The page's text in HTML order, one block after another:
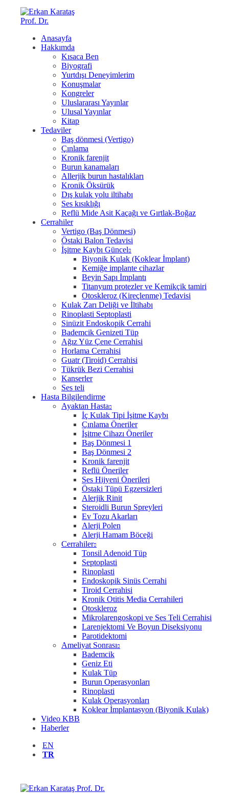
Anasayfa
Hakkımda
Kısaca Ben
Biyografi
Yurtdışı Deneyimlerim
Konuşmalar
Kongreler
Uluslararası Yayınlar
Ulusal Yayınlar
Kitap
Tedaviler
Baş dönmesi (Vertigo)
Çınlama
Kronik farenjit
Burun kanamaları
Allerjik burun hastalıkları
Kronik Öksürük
Dış kulak yolu iltihabı
Ses kısıklığı
Reflü Mide Asit Kaçağı ve Gırtlak-Boğaz
Cerrahiler
Vertigo (Baş Dönmesi)
Östaki Balon Tedavisi
İşitme Kaybı Güncel
Biyonik Kulak (Koklear İmplant)
Kemiğe implante cihazlar
Beyin Sapı İmplantı
Titanyum protezler ve Kemikçik tamiri
Otoskleroz (Kireçlenme) Tedavisi
Kulak Zarı Deliği ve İltihabı
Rinoplasti Septoplasti
Sinüzit Endoskopik Cerrahi
Bademcik Genizeti Tüp
Ağız Yüz Çene Cerrahisi
Horlama Cerrahisi
Guatr (Tiroid) Cerrahisi
Tükrük Bezi Cerrahisi
Kanserler
Ses teli
Hasta Bilgilendirme
Ayaktan Hasta
İç Kulak Tipi İşitme Kaybı
Çınlama Öneriler
İşitme Cihazı Öneriler
Baş Dönmesi 1
Baş Dönmesi 2
Kronik farenjit
Reflü Öneriler
Ses Hijyeni Önerileri
Östaki Tüpü Egzersizleri
Alerjik Rinit
Steroidli Burun Spreyleri
Ev Tozu Akarları
Alerji Polen
Alerji Hamam Böceği
Cerrahiler
Tonsil Adenoid Tüp
Septoplasti
Rinoplasti
Endoskopik Sinüs Cerrahi
Tiroid Cerrahisi
Kronik Otitis Media Cerrahileri
Otoskleroz
Mikrolarengoskopi ve Ses Teli Cerrahisi
Larenjektomi Ve Boyun Diseksiyonu
Parotidektomi
Ameliyat Sonrası
Bademcik
Geniz Eti
Kulak Tüp
Burun Operasyonları
Rinoplasti
Kulak Operasyonları
Koklear İmplantasyon (Biyonik Kulak)
Video KBB
Haberler
EN
TR